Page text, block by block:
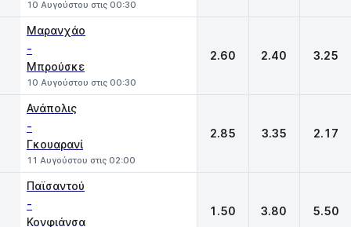
10 Αυγούστου στις 00:30
Μαρανχάο
-
Μπρούσκε
10 Αυγούστου στις 00:30
2.60 2.40 3.25
Ανάπολις
-
Γκουαρανί
11 Αυγούστου στις 02:00
2.85 3.35 2.17
Παϊσαντού
-
Κονφιάνσα
1.50 3.80 5.50